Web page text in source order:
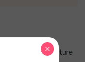
villes où la facture
×